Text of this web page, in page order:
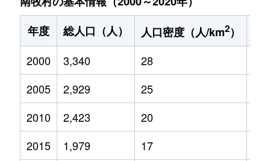
年度
総人口（人） 人口密度（人/km2）
2000
3,340 28
2005
2,929 25
2010
2,423 20
2015
1,979 17